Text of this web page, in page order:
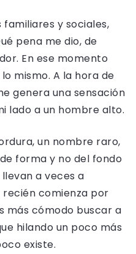
y sociales,
pena me dio, de
En ese momento
mismo. A la hora de
genera una sensación
lado a un hombre alto.
un nombre raro,
forma y no del fondo
a veces a
comienza por
más cómodo buscar a
hilando un poco más
existe.